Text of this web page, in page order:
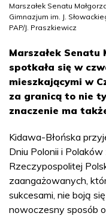
Marszałek Senatu
Gimnazjum im. J.
PAP/J. Praszkiewicz
Marszałek Senatu
spotkała się w
mieszkającymi w
za granicą to nie
znaczenie ma
Kidawa-Błońska
Dniu Polonii i
Rzeczypospolitej
zaangażowanych,
sukcesami, nie boją
nowoczesny sposób